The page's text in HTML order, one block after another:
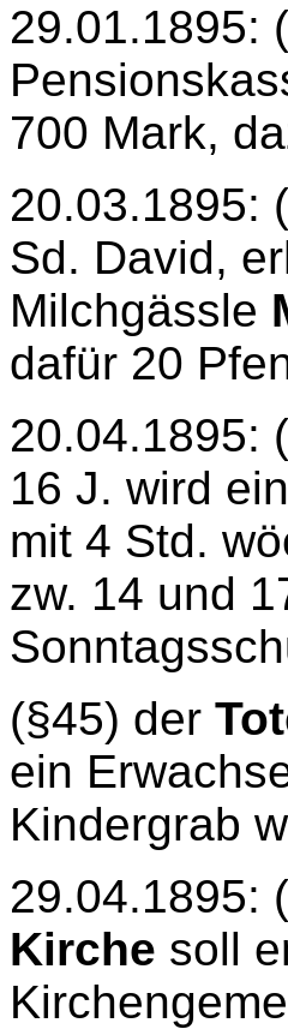
29.01.1895:
700 Mark,
20.03.1895:
Sd. David,
Milchgässle
dafür 20
20.04.1895:
16 J. wird
mit 4 Std.
zw. 14 und
(§45) der
ein
Kindergrab
29.04.1895:
Kirche soll